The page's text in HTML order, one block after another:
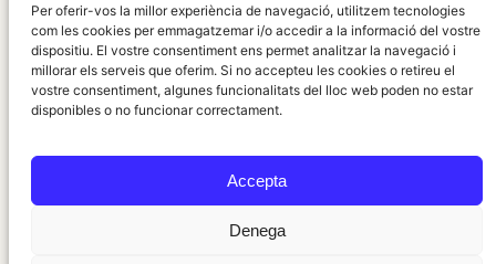
Per oferir-vos la millor experiència de navegació, utilitzem tecnologies
com les cookies per emmagatzemar i/o accedir a la informació del vostre
dispositiu. El vostre consentiment ens permet analitzar la navegació i
millorar els serveis que oferim. Si no accepteu les cookies o retireu el
vostre consentiment, algunes funcionalitats del lloc web poden no estar
disponibles o no funcionar correctament.
Accepta
Denega
Política
Societat
Tendències
elRidaura.com